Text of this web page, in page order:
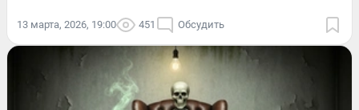
13 марта, 2026, 19:00 451 Обсудить